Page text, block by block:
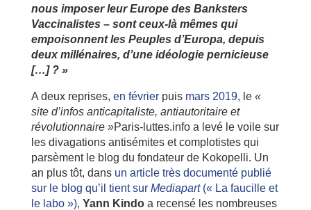
nous imposer leur Europe des Banksters
Vaccinalistes – sont ceux-là mêmes qui
empoisonnent les Peuples d’Europa, depuis
deux millénaires, d’une idéologie pernicieuse
[…] ? »
A deux reprises, en févrierpuis mars 2019, le «
site d’infos anticapitaliste, antiautoritaire et
révolutionnaire »Paris-luttes.info a levé le voile sur
les divagations antisémites et complotistes qui
parsèment le blog du fondateur de Kokopelli. Un
an plus tôt, dans un article très documenté publié
sur le blog qu’il tient sur Mediapart(« La faucille et
le labo »), Yann Kindoa recensé les nombreuses